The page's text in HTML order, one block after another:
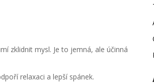
zklidnit mysl. Je to jemná, ale účinná
relaxaci a lepší spánek.